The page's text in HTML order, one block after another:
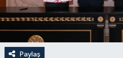
Paylaş